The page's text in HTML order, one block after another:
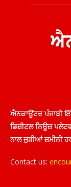
ਐਨਕਾਊਂਟਰ ਪੰਜਾਬੀ
ਡਿਜ਼ੀਟਲ ਨਿਊਜ਼
ਨਾਲ ਜੁੜੀਆਂ ਜ਼ਮੀਨੀ
Contact us: